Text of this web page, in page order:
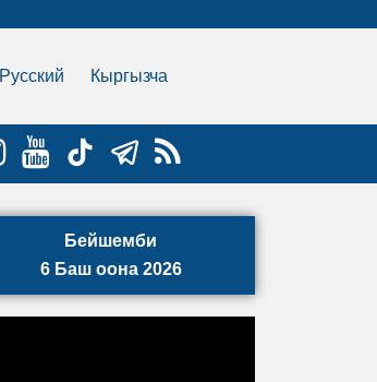
Русский Кыргызча
Бейшемби
6 Баш оона 2026